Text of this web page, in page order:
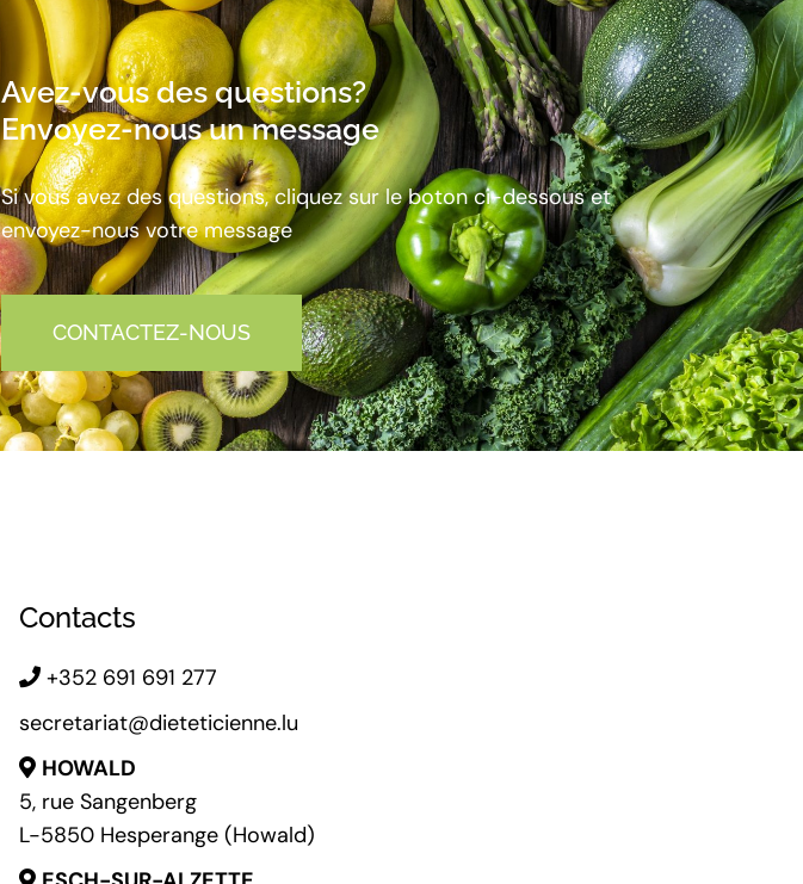
Avez-vous des questions?
Envoyez-nous un message
Si vous avez des questions, cliquez sur le boton ci-dessous et
envoyez-nous votre message
CONTACTEZ-NOUS
Contacts
+352 691 691 277
secretariat@dieteticienne.lu
HOWALD
5, rue Sangenberg
L-5850 Hesperange (Howald)